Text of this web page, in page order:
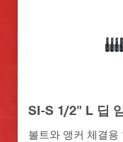
SI-S 1/2" L 딥
볼트와 앵커 체결용